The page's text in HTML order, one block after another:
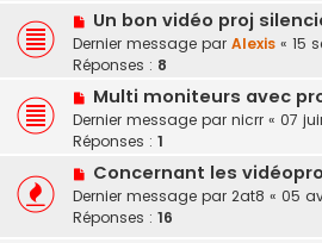
Un bon vidéo proj
Dernier message par Alexis « 15
Réponses : 8
Multi moniteurs avec
Dernier message par nicrr « 07
Réponses : 1
Concernant les
Dernier message par 2at8 « 05
Réponses : 16